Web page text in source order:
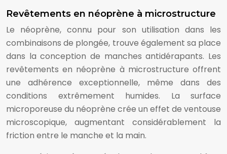
Revêtements en néoprène à microstructure
Le néoprène, connu pour son utilisation dans les
combinaisons de plongée, trouve également sa place
dans la conception de manches antidérapants. Les
revêtements en néoprène à microstructure offrent
une adhérence exceptionnelle, même dans des
conditions extrêmement humides. La surface
microporeuse du néoprène crée un effet de ventouse
microscopique, augmentant considérablement la
friction entre le manche et la main.